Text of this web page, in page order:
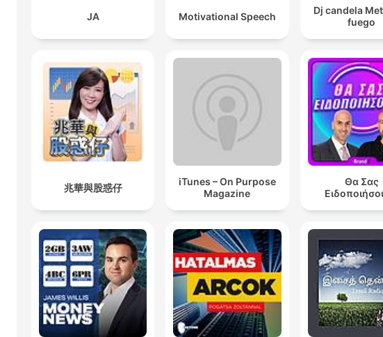
JA Motivational Speech
Dj candela
fuego
兆華與股惑仔
iTunes – On Purpose
Magazine
Θα Σας